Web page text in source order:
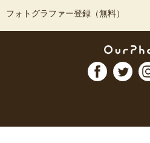
フォトグラファー登録（無料）